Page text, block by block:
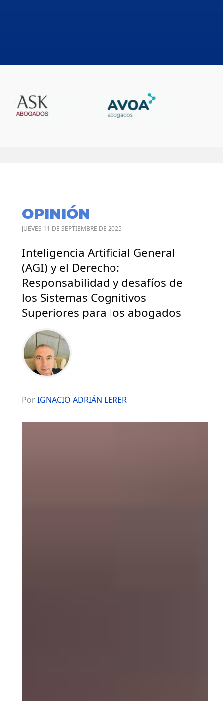
OPINIÓN
JUEVES 11 DE SEPTIEMBRE DE 2025
Inteligencia Artificial General
(AGI) y el Derecho:
Responsabilidad y desafíos de
los Sistemas Cognitivos
Superiores para los abogados
PorIGNACIO ADRIÁN LERER